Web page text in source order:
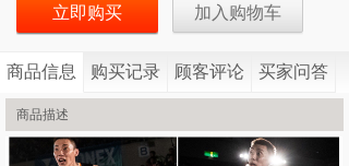
立即购买 加入购物车
商品信息 购买记录 顾客评论 买家问答
商品描述